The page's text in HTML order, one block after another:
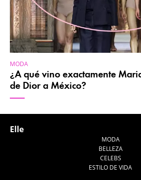
MODA
¿A qué vino exactamente
de Dior a México?
Elle
MODA
BELLEZA
CELEBS
ESTILO DE VIDA